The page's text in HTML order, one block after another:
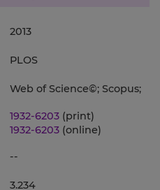
2013
PLOS
Web of Science©; Scopus;
1932-6203 (print)
1932-6203 (online)
--
3.234